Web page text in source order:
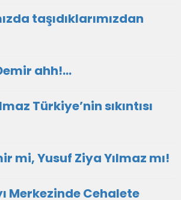
taşıdıklarımızdan
ahh!…
Türkiye’nin sıkıntısı
mi, Yusuf Ziya Yılmaz mı!
Merkezinde Cehalete